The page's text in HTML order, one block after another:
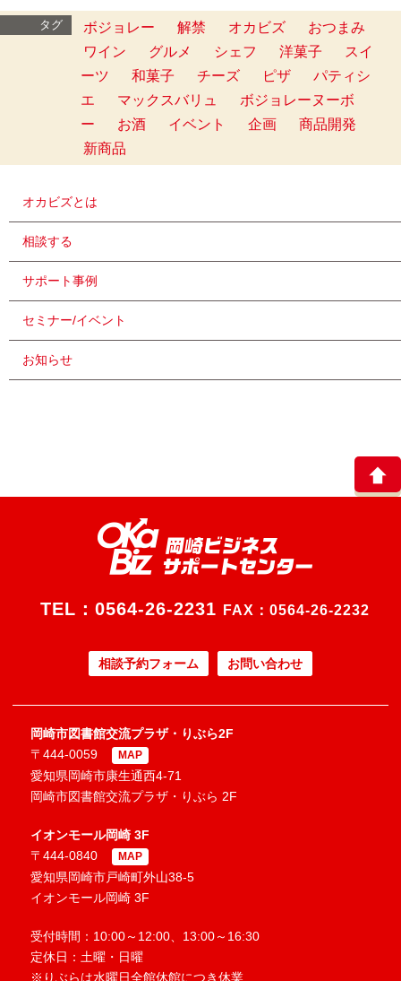
タグ ボジョレー 解禁 オカビズ
おつまみ
ワイン
グルメ シェフ 洋菓子
スイ
ーツ
和菓子 チーズ ピザ
パティシ
エ
マックスバリュ
ボジョレーヌーボ
ー
お酒 イベント 企画
商品開発
新商品
オカビズとは
相談する
サポート事例
セミナー/イベント
お知らせ
TEL： 0564-26-2231 FAX：0564-26-2232
相談予約フォーム お問い合わせ
岡崎市図書館交流プラザ・りぶら2F
〒444-0059
MAP
愛知県岡崎市康生通西4-71
岡崎市図書館交流プラザ・りぶら 2F
イオンモール岡崎 3F
〒444-0840
MAP
愛知県岡崎市戸崎町外山38-5
イオンモール岡崎 3F
受付時間：10:00～12:00、13:00～16:30
定休日：土曜・日曜
※りぶらは水曜日全館休館につき休業